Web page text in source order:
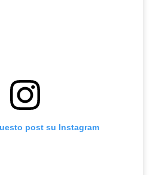
post su Instagram